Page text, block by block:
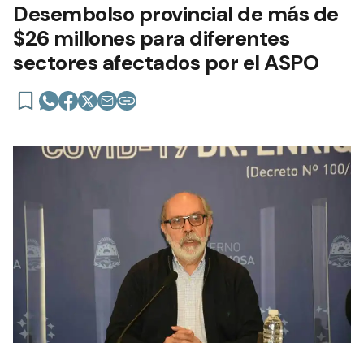
Desembolso provincial de más de
$26 millones para diferentes
sectores afectados por el ASPO